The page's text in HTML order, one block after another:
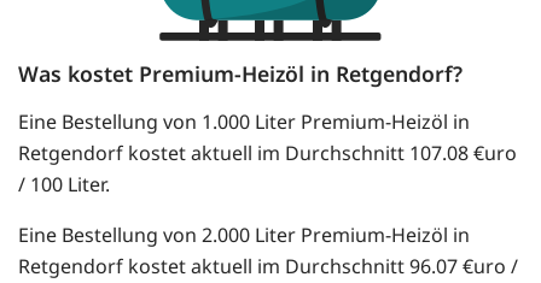
Was kostet Premium-Heizöl in Retgendorf?
Eine Bestellung von 1.000 Liter Premium-Heizöl in
Retgendorf kostet aktuell im Durchschnitt 107.08 €uro
/ 100 Liter.
Eine Bestellung von 2.000 Liter Premium-Heizöl in
Retgendorf kostet aktuell im Durchschnitt 96.07 €uro /